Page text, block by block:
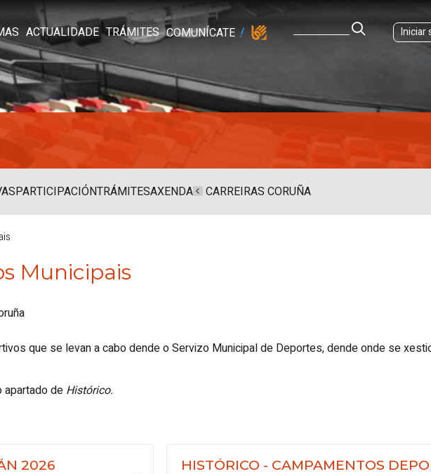
ACTUALIDADE TRÁMITES COMUNÍCATE Iniciar
PARTICIPACIÓNTRÁMITESAXENDA CARREIRAS CORUÑA
Municipais
que se levan a cabo dende o Servizo Municipal de Deportes, dende onde se
de Histórico.
2026 HISTÓRICO - CAMPAMENTOS